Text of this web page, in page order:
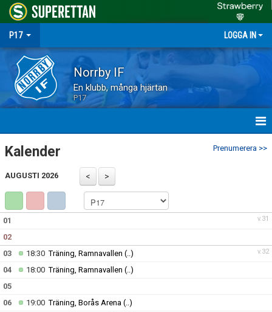
P17 LOGGA IN
Norrby IF
En klubb, många hjärtan
P17
HEM
NYHETER
TRUPPEN
KALENDER
TABELL P17
Prenumerera >>
Kalender
AUGUSTI 2026
v.31
01
02
v.32
03 18:30Träning, Ramnavallen (..)
04
18:00Träning, Ramnavallen (..)
05
06
19:00Träning, Borås Arena (..)